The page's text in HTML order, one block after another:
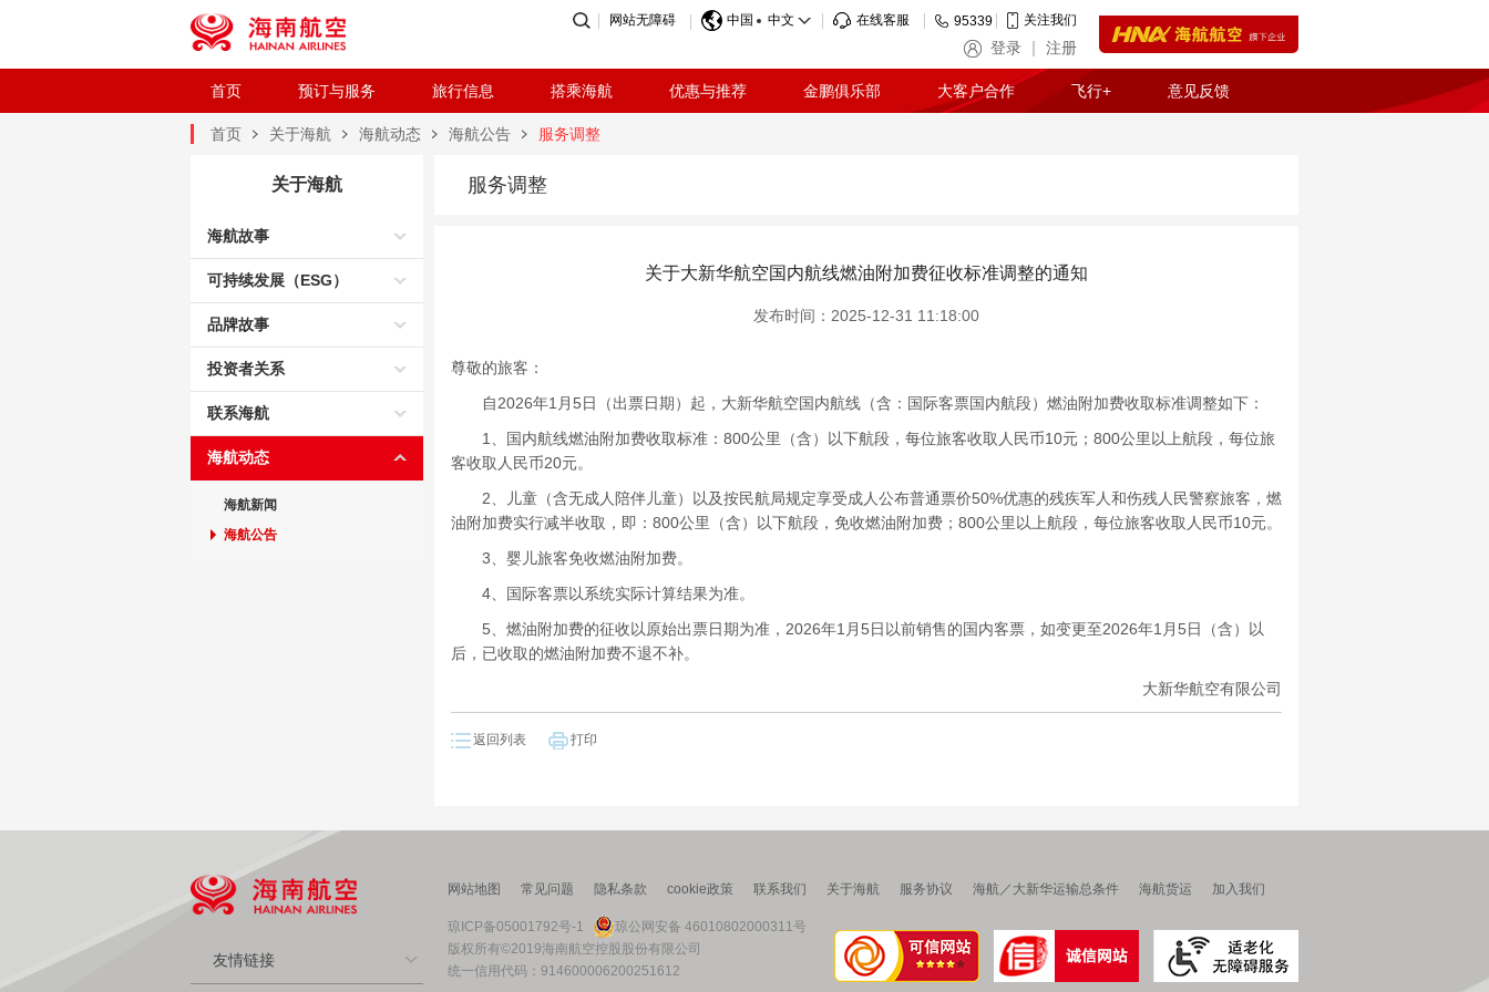
网站无障碍 中国 中文 在线客服 95339 关注我们
登录 注册
首页 预订与服务 旅行信息 搭乘海航 优惠与推荐 金鹏俱乐部 大客户合作 飞行+ 意见反馈
首页 关于海航 海航动态 海航公告 服务调整
关于海航
海航故事
可持续发展（ESG）
品牌故事
投资者关系
联系海航
海航动态
海航新闻
海航公告
服务调整
关于大新华航空国内航线燃油附加费征收标准调整的通知
发布时间：2025-12-31 11:18:00
尊敬的旅客：
自2026年1月5日（出票日期）起，大新华航空国内航线（含：国际客票国内航段）燃油附加费收取标准调整如下：
1、国内航线燃油附加费收取标准：800公里（含）以下航段，每位旅客收取人民币10元；800公里以上航段，每位旅
客收取人民币20元。
2、儿童（含无成人陪伴儿童）以及按民航局规定享受成人公布普通票价50%优惠的残疾军人和伤残人民警察旅客，燃
油附加费实行减半收取，即：800公里（含）以下航段，免收燃油附加费；800公里以上航段，每位旅客收取人民币10元。
3、婴儿旅客免收燃油附加费。
4、国际客票以系统实际计算结果为准。
5、燃油附加费的征收以原始出票日期为准，2026年1月5日以前销售的国内客票，如变更至2026年1月5日（含）以
后，已收取的燃油附加费不退不补。
大新华航空有限公司
返回列表 打印
友情链接
网站地图 常见问题 隐私条款 cookie政策 联系我们 关于海航 服务协议 海航／大新华运输总条件 海航货运 加入我们
琼ICP备05001792号-1
琼公网安备 46010802000311号
版权所有©2019海南航空控股股份有限公司
统一信用代码：914600006200251612